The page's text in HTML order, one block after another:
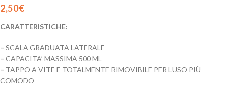
2,50€
CARATTERISTICHE:
– SCALA GRADUATA LATERALE
– CAPACITA’ MASSIMA 500 ML
– TAPPO A VITE E TOTALMENTE RIMOVIBILE PER LUSO PIÙ
COMODO